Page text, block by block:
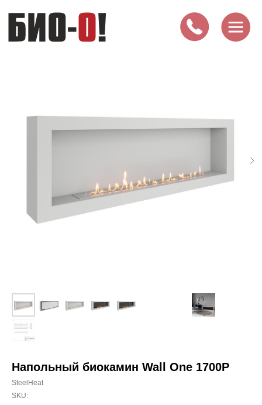
Напольный биокамин Wall One 1700P
SteelHeat
SKU: